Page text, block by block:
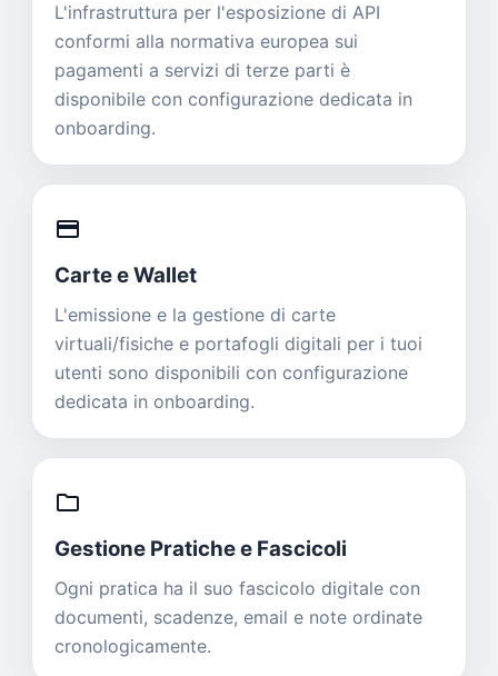
L'infrastruttura per l'esposizione di API
conformi alla normativa europea sui
pagamenti a servizi di terze parti è
disponibile con configurazione dedicata in
onboarding.
credit_card
Carte e Wallet
L'emissione e la gestione di carte
virtuali/fisiche e portafogli digitali per i tuoi
utenti sono disponibili con configurazione
dedicata in onboarding.
folder
Gestione Pratiche e Fascicoli
Ogni pratica ha il suo fascicolo digitale con
documenti, scadenze, email e note ordinate
cronologicamente.